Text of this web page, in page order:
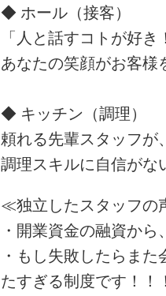
◆ ホール（接客）
「人と話すコトが好
あなたの笑顔がお客様
◆ キッチン（調理）
頼れる先輩スタッフが
調理スキルに自信がな
≪独立したスタッフ
・開業資金の融資か
・もし失敗したらま
たすぎる制度です！！